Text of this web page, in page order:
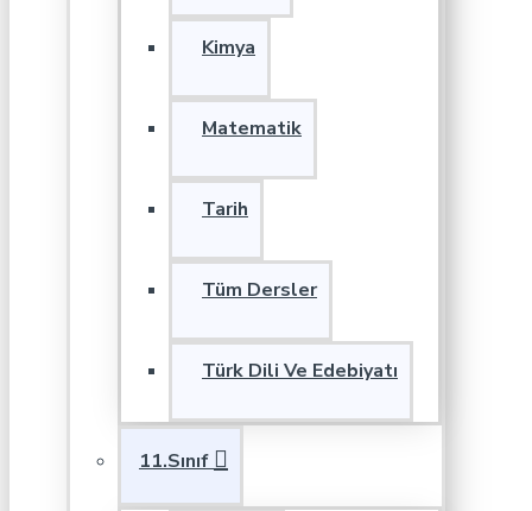
Kimya
Matematik
Tarih
Tüm Dersler
Türk Dili Ve Edebiyatı
11.Sınıf